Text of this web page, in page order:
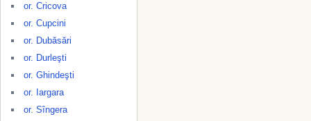
or. Cricova
or. Cupcini
or. Dubăsări
or. Durleşti
or. Ghindeşti
or. Iargara
or. Sîngera